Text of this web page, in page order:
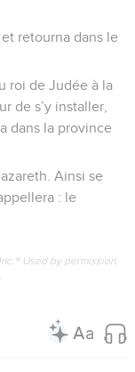
retourna dans le
roi de Judée à la
de s’y installer,
dans la province
Ainsi se
: le
Used by permission.